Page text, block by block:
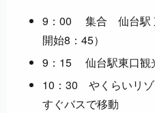
9：00 集合 仙台駅
開始8：45）
9：15 仙台駅東口観
10：30 やくらいリ
すぐバスで移動